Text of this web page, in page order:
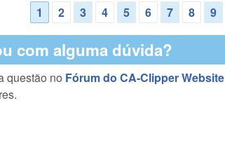
1 2 3 4 5 6 7 8 9
com alguma dúvida?
questão no Fórum do CA-Clipper Website